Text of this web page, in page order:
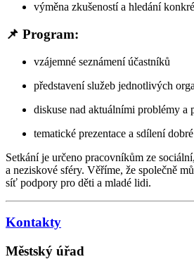
výměna zkušeností a hledání
📌 Program:
vzájemné seznámení účastníků
představení služeb jednotlivých
diskuse nad aktuálními problémy a
tematické prezentace a sdílení
Setkání je určeno pracovníkům ze
a neziskové sféry. Věříme, že společně
síť podpory pro děti a mladé lidi.
Kontakty
Městský úřad